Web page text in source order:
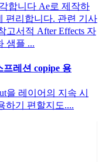
합니다 Ae로 제작하
편리합니다. 관련 기사
고서적 After Effects 자
샘플 ...
프레션 copipe 용
을 레이어의 지속 시
하기 편할지도....